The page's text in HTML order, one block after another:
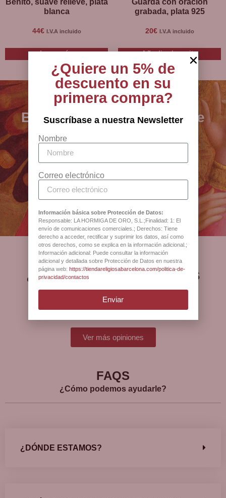
blanca
44€ I.V.A incluido
Leer más
grabada, plata 925
20€ I.V.A incluido
Añadir al carrito
BCB - especialistas en arte
sacro, joyería y artículos
religiosos desde 1880
Antigua Botiga Catedral
Barcelona
¿Qué opinan nuestros
clientes?
Ver más opiniones
FAQS
¿Cómo podemos ayudarle?
¿DÓNDE ESTAMOS?
¿Quiere un 5% de
descuento en su
primera compra?
Suscríbase a nuestra Newsletter
Nombre
Correo electrónico
Información básica sobre Protección de Datos:
Responsable: LA HORMIGA DE ORO, S.L.;Finalidad: 1: El
envío de comunicaciones comerciales.; Derechos: Tiene
derecho a acceder, rectificar y suprimir los datos, así como
otros derechos, como se explica en la información adicional.;
Información adicional: Puede consultar la información
adicional y detallada sobre Protección de Datos en nuestra
página web: https://tiendareligiosabarcelona.com/politica-de-
privacidad/contactos
Enviar